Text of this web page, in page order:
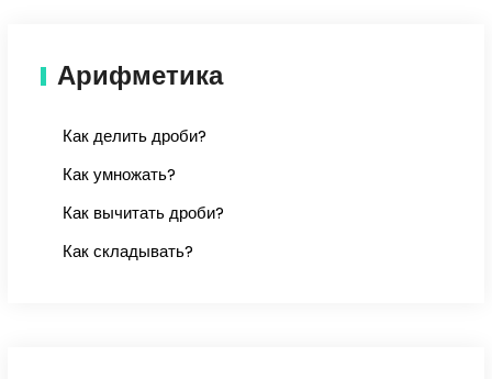
Арифметика
Как делить дроби?
Как умножать?
Как вычитать дроби?
Как складывать?